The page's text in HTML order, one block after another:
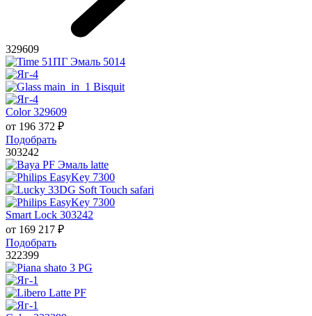
329609
Color 329609
от 196 372 ₽
Подобрать
303242
Smart Lock 303242
от 169 217 ₽
Подобрать
322399